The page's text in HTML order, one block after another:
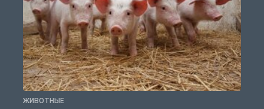
ЖИВОТНЫЕ